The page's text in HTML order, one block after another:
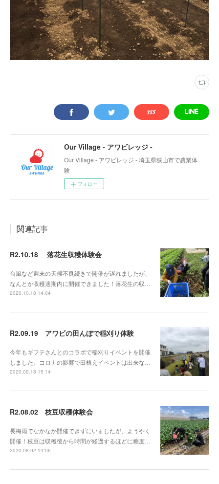
Our Village - アワビレッジ -
Our Village - アワビレッジ - 埼玉県狭山市で農業体
験
フォロー
関連記事
R2.10.18 落花生収穫体験会
台風など週末の天候不良続きで開催が遅れましたが、
なんとか収穫適期内に開催できました！落花生の収…
2020.10.18 14:04
R2.09.19 アワビの田んぼで稲刈り体験
今年もギフテさんとのコラボで稲刈りイベントを開催
しました。コロナの影響で田植えイベントは出来な…
2020.09.18 15:14
R2.08.02 枝豆収穫体験会
長梅雨でなかなか開催できずにいましたが、ようやく
開催！枝豆は収穫後から時間が経過するほどに糖度…
2020.08.02 14:06